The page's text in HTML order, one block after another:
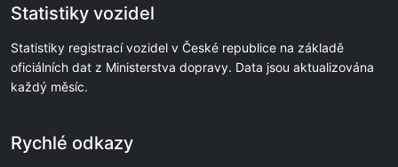
Statistiky vozidel
Statistiky registrací vozidel v České republice na základě
oficiálních dat z Ministerstva dopravy. Data jsou aktualizována
každý měsíc.
Rychlé odkazy